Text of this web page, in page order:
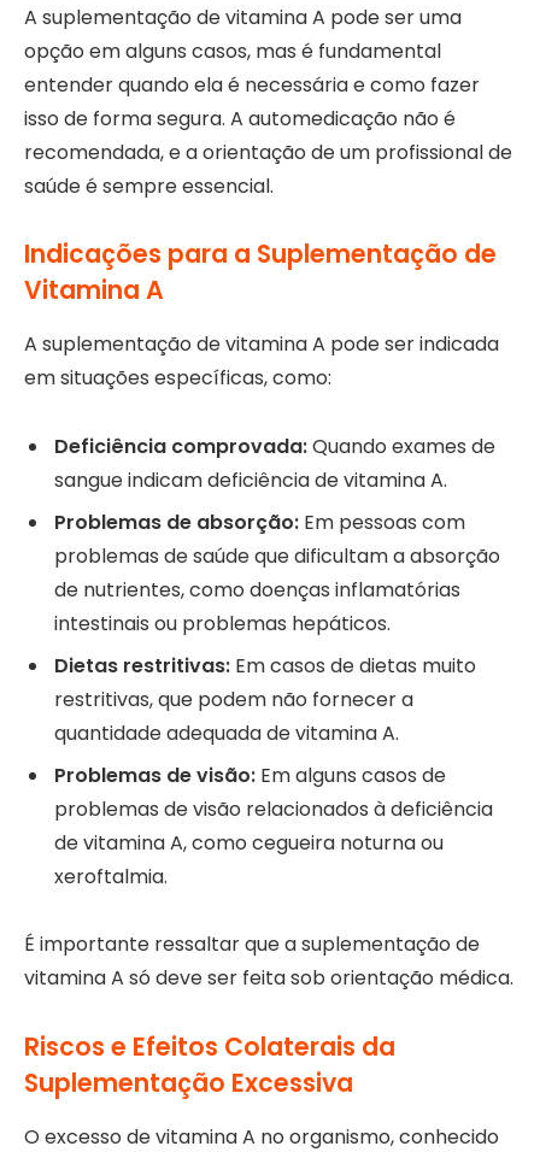
A suplementação de vitamina A pode ser uma
opção em alguns casos, mas é fundamental
entender quando ela é necessária e como fazer
isso de forma segura. A automedicação não é
recomendada, e a orientação de um profissional de
saúde é sempre essencial.
Indicações para a Suplementação de
Vitamina A
A suplementação de vitamina A pode ser indicada
em situações específicas, como:
Deficiência comprovada:Quando exames de
sangue indicam deficiência de vitamina A.
Problemas de absorção: Em pessoas com
problemas de saúde que dificultam a absorção
de nutrientes, como doenças inflamatórias
intestinais ou problemas hepáticos.
Dietas restritivas: Em casos de dietas muito
restritivas, que podem não fornecer a
quantidade adequada de vitamina A.
Problemas de visão: Em alguns casos de
problemas de visão relacionados à deficiência
de vitamina A, como cegueira noturna ou
xeroftalmia.
É importante ressaltar que a suplementação de
vitamina A só deve ser feita sob orientação médica.
Riscos e Efeitos Colaterais da
Suplementação Excessiva
O excesso de vitamina A no organismo, conhecido